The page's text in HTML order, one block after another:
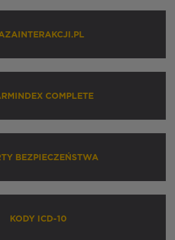
COMPLETE
BEZPIECZEŃSTWA
KODY ICD-10